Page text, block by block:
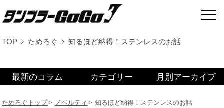
TOP ためろぐ 知るほど納得！ステンレスのお話
ためろぐトップ ノベルティ 知るほど納得！ステンレスのお話
最新のコラム カテゴリー 月別アーカイブ